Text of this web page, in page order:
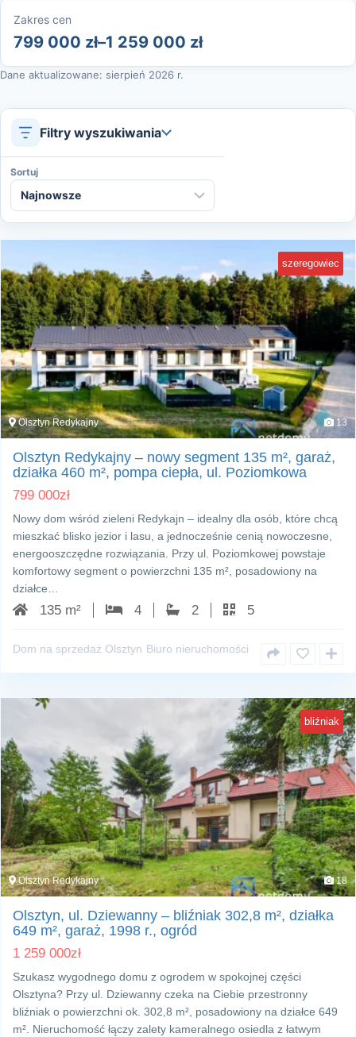
Zakres cen
799 000 zł–1 259 000 zł
Dane aktualizowane: sierpień 2026 r.
Filtry wyszukiwania
Sortuj
szeregowiec
Olsztyn Redykajny 13
Olsztyn Redykajny – nowy segment 135 m², garaż,
działka 460 m², pompa ciepła, ul. Poziomkowa
799 000zł
Nowy dom wśród zieleni Redykajn – idealny dla osób, które chcą
mieszkać blisko jezior i lasu, a jednocześnie cenią nowoczesne,
energooszczędne rozwiązania. Przy ul. Poziomkowej powstaje
komfortowy segment o powierzchni 135 m², posadowiony na
działce…
135 m² 4 2 5
Dom na sprzedaż Olsztyn Biuro nieruchomości
bliźniak
Olsztyn Redykajny 18
Olsztyn, ul. Dziewanny – bliźniak 302,8 m², działka
649 m², garaż, 1998 r., ogród
1 259 000zł
Szukasz wygodnego domu z ogrodem w spokojnej części
Olsztyna? Przy ul. Dziewanny czeka na Ciebie przestronny
bliźniak o powierzchni ok. 302,8 m², posadowiony na działce 649
m². Nieruchomość łączy zalety kameralnego osiedla z łatwym